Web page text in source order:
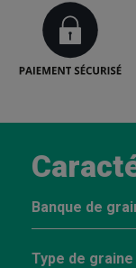
Banque de
Type de graine